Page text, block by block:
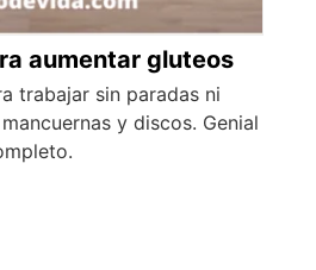
aumentar gluteos
trabajar sin paradas ni
y discos. Genial